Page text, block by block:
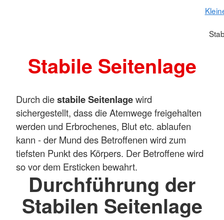
Stabile Seitenlage
Durch diestabile Seitenlagewird
sichergestellt, dass die Atemwege freigehalten
werden und Erbrochenes, Blut etc. ablaufen
kann - der Mund des Betroffenen wird zum
tiefsten Punkt des Körpers. Der Betroffene wird
so vor dem Ersticken bewahrt.
Durchführung der
Stabilen Seitenlage